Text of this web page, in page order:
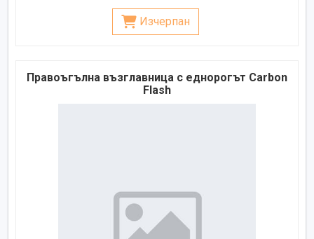
Изчерпан
Правоъгълна възглавница с еднорогът Carbon
Flash